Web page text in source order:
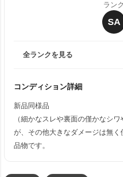
ランク
SA
全ランクを見る
コンディション詳細
新品同様品
（細かなスレや裏面の僅かなシ
が、その他大きなダメージは無
品物です。